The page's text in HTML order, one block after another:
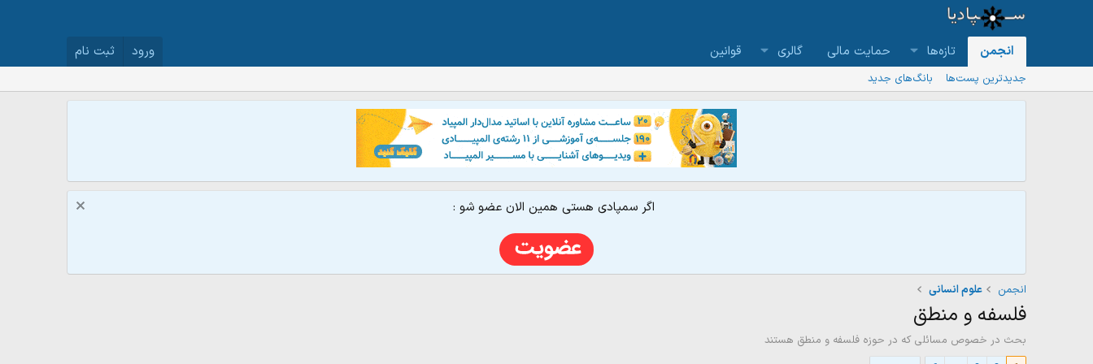
انجمن تازه‌ها حمایت مالی گالری قوانین ورود ثبت نام
جدیدترین پست‌ها بانگ‌های جدید
اگر سمپادی هستی همین الان عضو شو :
انجمن علوم انسانی
فلسفه و منطق
بحث در خصوص مسائلی که در حوزه فلسفه و منطق هستند